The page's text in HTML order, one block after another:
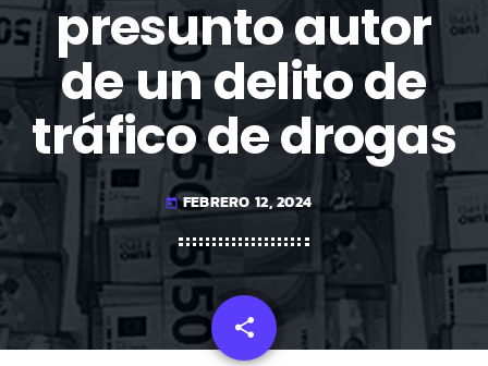
presunto autor
de un delito de
tráfico de drogas
today FEBRERO 12, 2024
share
email